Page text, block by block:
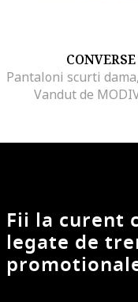
CONVERSE
Vandut de
Fii la curent
legate de